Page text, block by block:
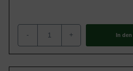
- + In den